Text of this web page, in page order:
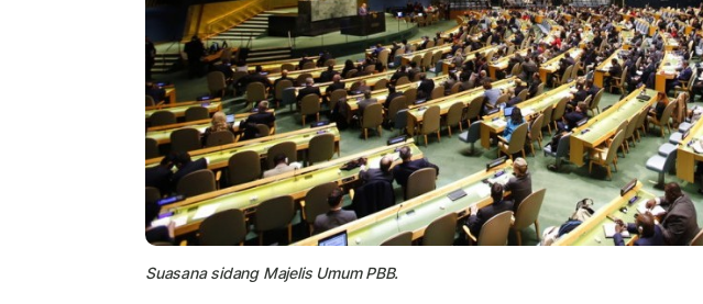
Suasana sidang Majelis Umum PBB.